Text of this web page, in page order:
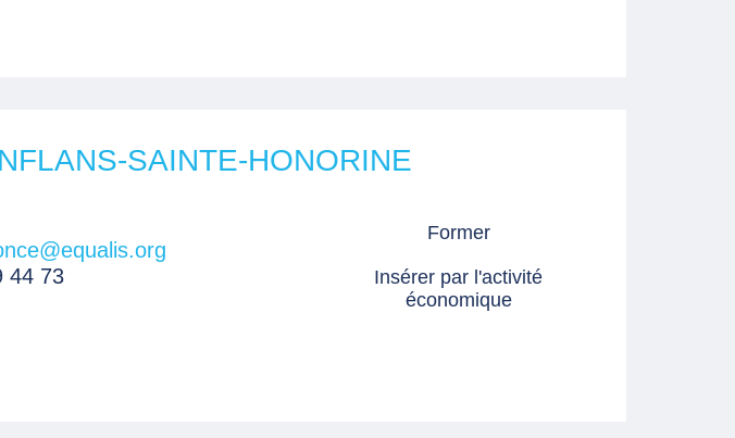
SAINTE-HONORINE
44 73
Former
Insérer par l'activité
économique